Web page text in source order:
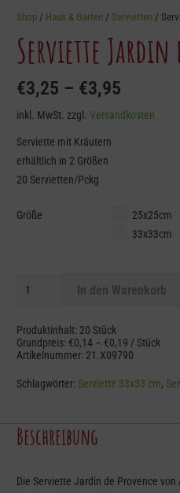
Shop / Haus & Garten / Servietten /
Serviette Jardin
€3,25 – €3,95
inkl. MwSt. zzgl. Versandkosten
Serviette mit Kräutern
erhältlich in 2 Größen
20 Servietten/Pckg
Größe
25x25cm
33x33cm
Serviette
Provence
Menge
In den Warenkorb
Produktinhalt: 20 Stück
Grundpreis: €0,14 – €0,19 / Stück
Artikelnummer: 21.X09790
Schlagwörter: Serviette 33x33 cm,
Beschreibung
Die Serviette Jardin de Provence von